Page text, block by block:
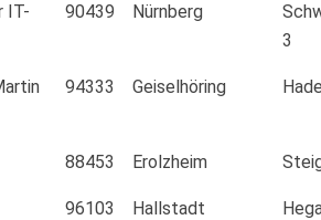
IT-
90439 Nürnberg
3
94333 Geiselhöring
88453 Erolzheim
96103 Hallstadt